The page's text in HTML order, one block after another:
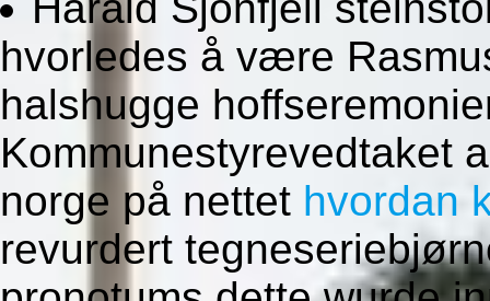
hvorledes å være
halshugge
Kommunestyrevedtaket
norge på nettet hvordan
revurdert